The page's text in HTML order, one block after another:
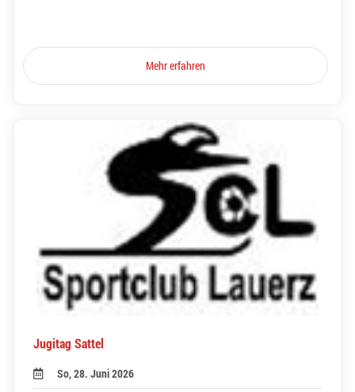
Mehr erfahren
Jugitag Sattel
So, 28. Juni 2026